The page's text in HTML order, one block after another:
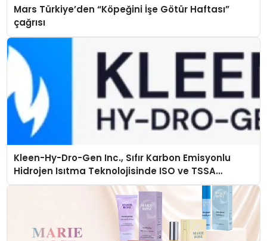
Mars Türkiye’den “Köpeğini İşe Götür Haftası”
çağrısı
Kleen-Hy-Dro-Gen Inc., Sıfır Karbon Emisyonlu
Hidrojen Isıtma Teknolojisinde ISO ve TSSA
Düzenleyici Onaylarını Aldı